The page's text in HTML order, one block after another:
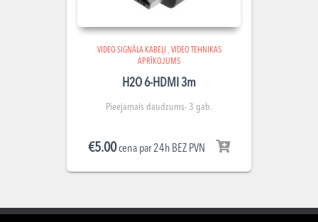
VIDEO SIGNĀLA KABEĻI , VIDEO TEHNIKAS
APRĪKOJUMS
H2O 6-HDMI 3m
Pieejamais daudzums- 3 gab.
€5.00cena par 24h BEZ PVN